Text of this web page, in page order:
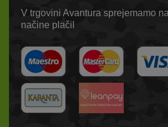
V trgovini Avantura sprejemamo
načine plačil